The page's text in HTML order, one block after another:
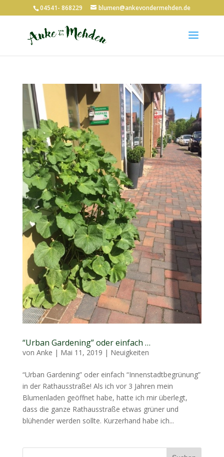
04541- 868229 blumen@ankevondermehden.de
“Urban Gardening” oder einfach …
von Anke | Mai 11, 2019 | Neuigkeiten
“Urban Gardening” oder einfach “Innenstadtbegrünung”
in der Rathausstraße! Als ich vor 3 Jahren mein
Blumenladen geöffnet habe, hatte ich mir überlegt,
dass die ganze Rathausstraße etwas grüner und
blühender werden sollte. Kurzerhand habe ich...